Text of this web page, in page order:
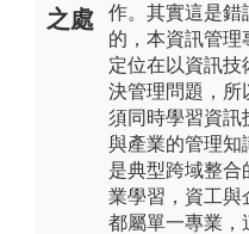
之處
作。其實這是錯
的，本資訊管理
定位在以資訊技
決管理問題，所
須同時學習資訊
與產業的管理知
是典型跨域整合
業學習，資工與
都屬單一專業，